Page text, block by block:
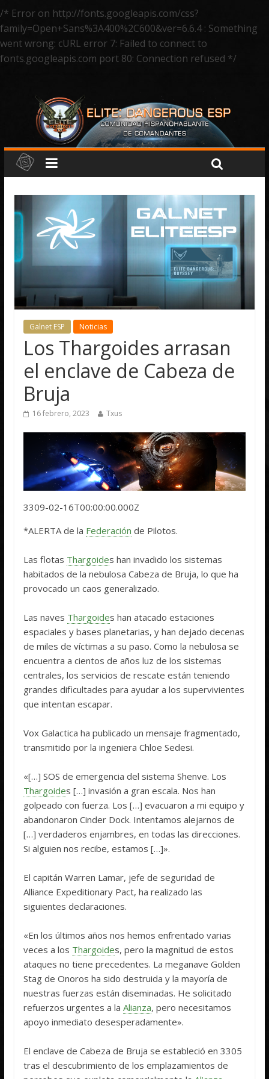
/* Error on http://fonts.googleapis.com/css?
family=Open+Sans%3A400%2C600&ver=6.6.4 : Something
went wrong: cURL error 7: Failed to connect to
fonts.googleapis.com port 80: Connection refused */
Galnet ESP Noticias
Los Thargoides arrasan
el enclave de Cabeza de
Bruja
16 febrero, 2023 Txus
3309-02-16T00:00:00.000Z
*ALERTA de la Federación de Pilotos.
Las flotas Thargoides han invadido los sistemas
habitados de la nebulosa Cabeza de Bruja, lo que ha
provocado un caos generalizado.
Las naves Thargoides han atacado estaciones
espaciales y bases planetarias, y han dejado decenas
de miles de víctimas a su paso. Como la nebulosa se
encuentra a cientos de años luz de los sistemas
centrales, los servicios de rescate están teniendo
grandes dificultades para ayudar a los supervivientes
que intentan escapar.
Vox Galactica ha publicado un mensaje fragmentado,
transmitido por la ingeniera Chloe Sedesi.
«[…] SOS de emergencia del sistema Shenve. Los
Thargoides […] invasión a gran escala. Nos han
golpeado con fuerza. Los […] evacuaron a mi equipo y
abandonaron Cinder Dock. Intentamos alejarnos de
[…] verdaderos enjambres, en todas las direcciones.
Si alguien nos recibe, estamos […]».
El capitán Warren Lamar, jefe de seguridad de
Alliance Expeditionary Pact, ha realizado las
siguientes declaraciones.
«En los últimos años nos hemos enfrentado varias
veces a los Thargoides, pero la magnitud de estos
ataques no tiene precedentes. La meganave Golden
Stag de Onoros ha sido destruida y la mayoría de
nuestras fuerzas están diseminadas. He solicitado
refuerzos urgentes a laAlianza, pero necesitamos
apoyo inmediato desesperadamente».
El enclave de Cabeza de Bruja se estableció en 3305
tras el descubrimiento de los emplazamientos de